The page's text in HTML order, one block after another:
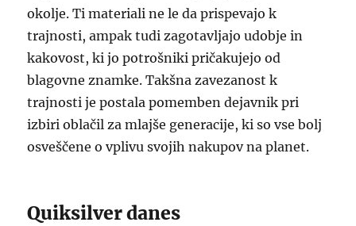
okolje. Ti materiali ne le da prispevajo k
trajnosti, ampak tudi zagotavljajo udobje in
kakovost, ki jo potrošniki pričakujejo od
blagovne znamke. Takšna zavezanost k
trajnosti je postala pomemben dejavnik pri
izbiri oblačil za mlajše generacije, ki so vse bolj
osveščene o vplivu svojih nakupov na planet.
Quiksilver danes